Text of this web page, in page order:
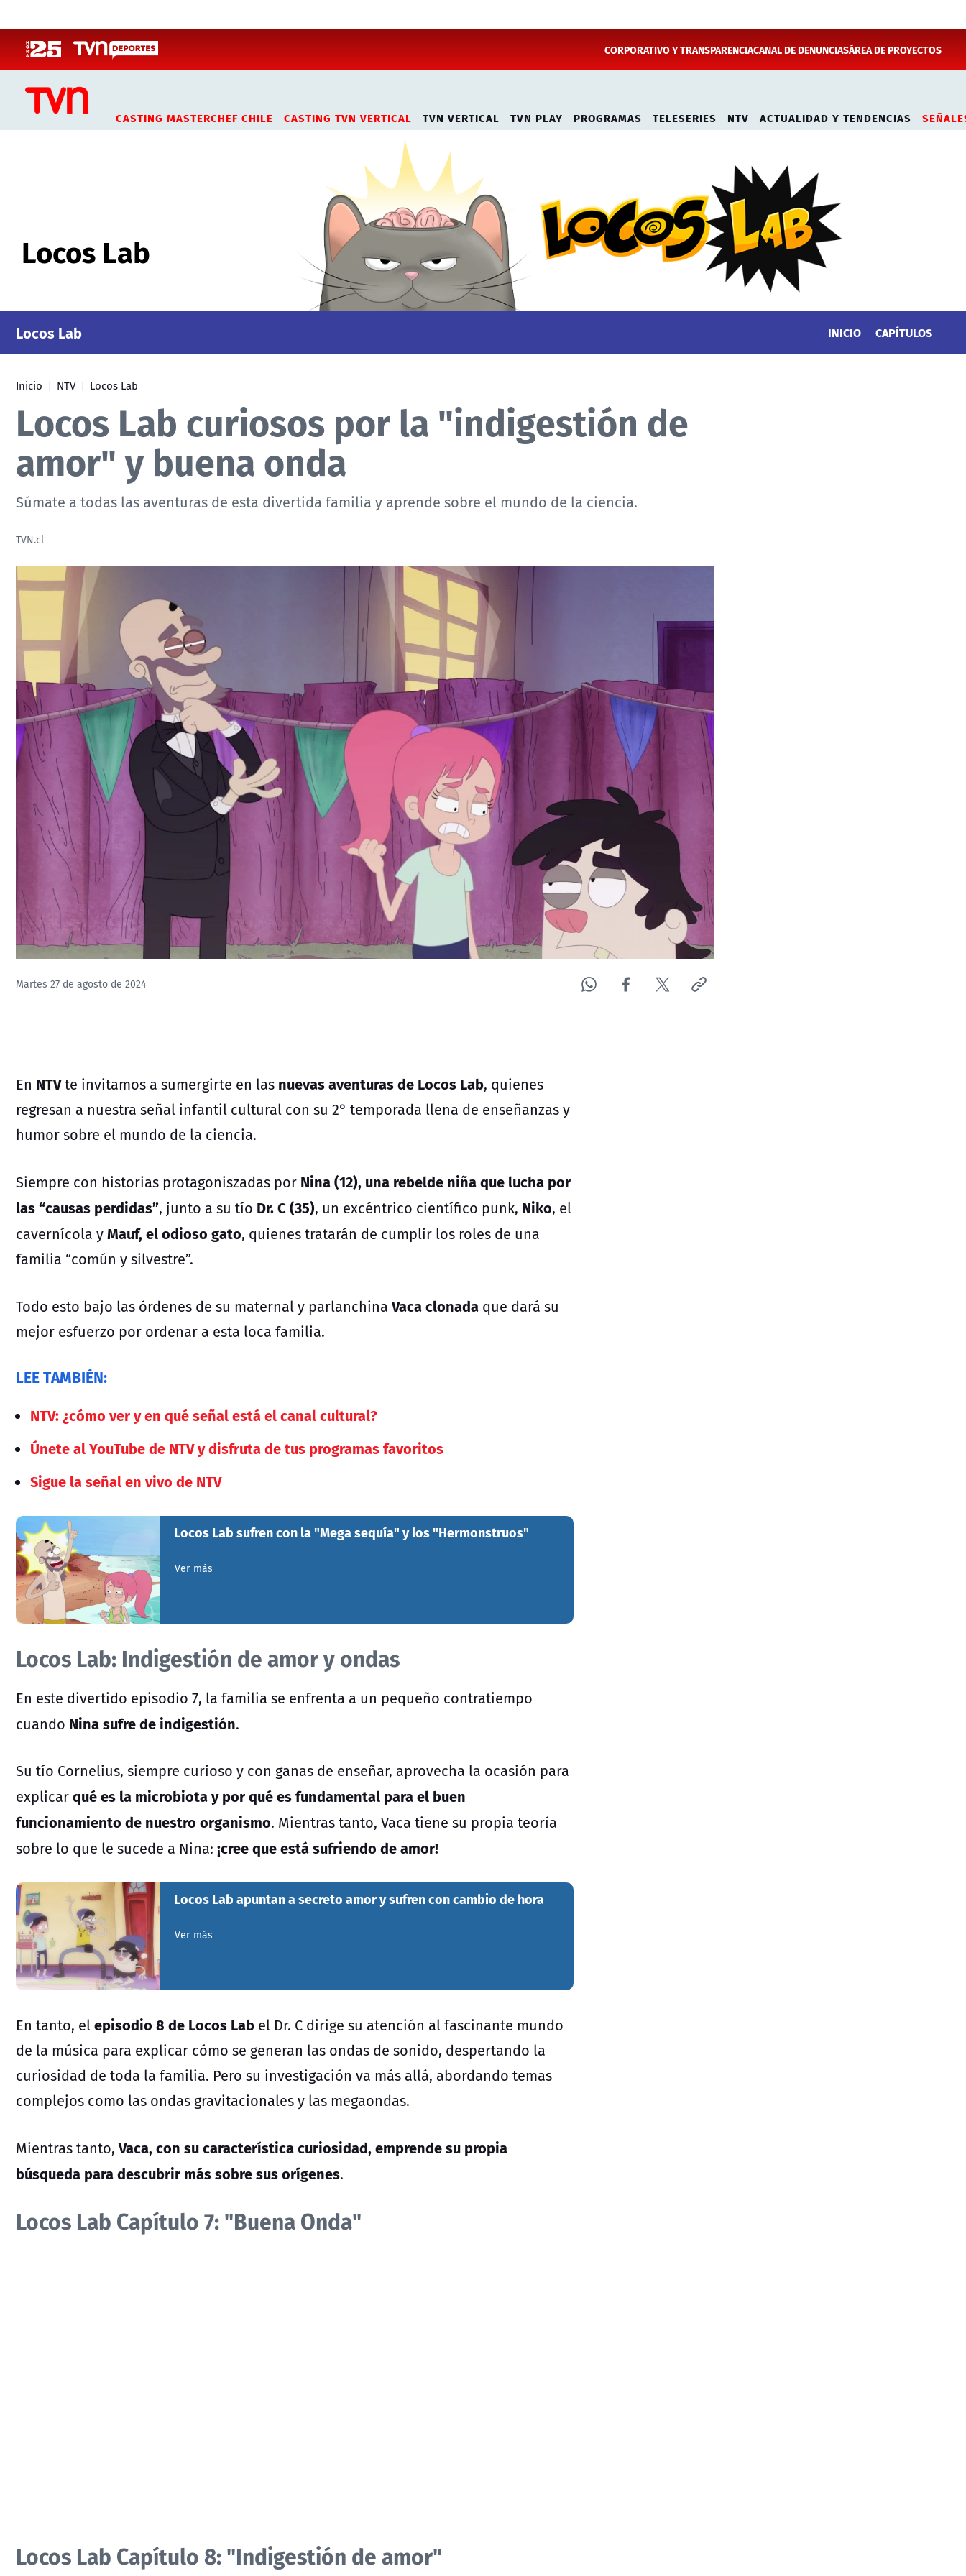
CORPORATIVO Y TRANSPARENCIACANAL DE DENUNCIASÁREA DE PROYECTOS
CASTING MASTERCHEF CHILE CASTING TVN VERTICAL TVN VERTICAL TVN PLAY PROGRAMAS TELESERIES NTV ACTUALIDAD Y TENDENCIAS
Locos Lab
Locos Lab INICIO CAPÍTULOS
Inicio NTV Locos Lab
Locos Lab curiosos por la "indigestión de
amor" y buena onda
Súmate a todas las aventuras de esta divertida familia y aprende sobre el mundo de la ciencia.
TVN.cl
Martes 27 de agosto de 2024
En NTVte invitamos a sumergirte en las nuevas aventuras de Locos Lab, quienes
regresan a nuestra señal infantil cultural con su 2° temporada llena de enseñanzas y
humor sobre el mundo de la ciencia.
Siempre con historias protagoniszadas por Nina (12), una rebelde niña que lucha por
las “causas perdidas”, junto a su tío Dr. C (35), un excéntrico científico punk, Niko, el
cavernícola yMauf, el odioso gato, quienes tratarán de cumplir los roles de una
familia “común y silvestre”.
Todo esto bajo las órdenes de su maternal y parlanchinaVaca clonada que dará su
mejor esfuerzo por ordenar a esta loca familia.
LEE TAMBIÉN:
NTV: ¿cómo ver y en qué señal está el canal cultural?
Únete al YouTube de NTV y disfruta de tus programas favoritos
Sigue la señal en vivo de NTV
Locos Lab sufren con la "Mega sequía" y los "Hermonstruos"
Ver más
Locos Lab: Indigestión de amor y ondas
En este divertido episodio 7, la familia se enfrenta a un pequeño contratiempo
cuando Nina sufre de indigestión.
Su tío Cornelius, siempre curioso y con ganas de enseñar, aprovecha la ocasión para
explicarqué es la microbiota y por qué es fundamental para el buen
funcionamiento de nuestro organismo. Mientras tanto, Vaca tiene su propia teoría
sobre lo que le sucede a Nina: ¡cree que está sufriendo de amor!
Locos Lab apuntan a secreto amor y sufren con cambio de hora
Ver más
En tanto, elepisodio 8 de Locos Lab el Dr. C dirige su atención al fascinante mundo
de la música para explicar cómo se generan las ondas de sonido, despertando la
curiosidad de toda la familia. Pero su investigación va más allá, abordando temas
complejos como las ondas gravitacionales y las megaondas.
Mientras tanto,Vaca, con su característica curiosidad, emprende su propia
búsqueda para descubrir más sobre sus orígenes.
Locos Lab Capítulo 7: "Buena Onda"
Locos Lab Capítulo 8: "Indigestión de amor"